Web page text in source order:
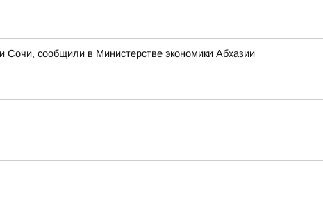
сообщили в Министерстве экономики Абхазии